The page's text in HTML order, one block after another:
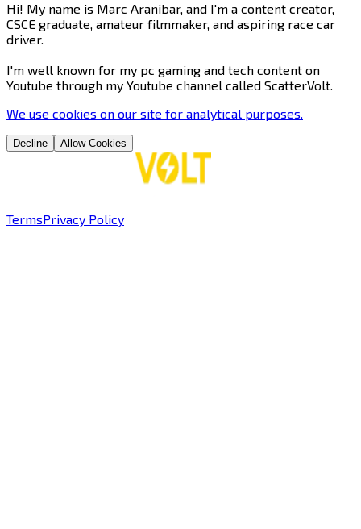
Hi! My name is Marc Aranibar, and I'm a content creator,
CSCE graduate, amateur filmmaker, and aspiring race car
driver.
I'm well known for my pc gaming and tech content on
Youtube through my Youtube channel called ScatterVolt. ​​​​‌ ‍ ​‍​‍‌‍ ‌ ​‍‌‍‍‌‌‍‌ ‌‍‍‌‌‍ ‍​‍​‍​ ‍‍​‍​‍‌ ​ ‌‍​‌‌‍ ‍‌‍‍‌‌ ‌​‌ ‍‌​‍ ‍‌‍‍‌‌‍ ​‍​‍​‍ ​​‍​‍‌‍‍​‌ ​‍‌‍‌‌‌‍‌‍​‍​‍​ ‍‍​‍​‍​‍ ‌‍​‌‌‍‌​‌‍ ‌‌‍‍‌‌‍ ‍​‍ ‌‍‍‌‌‍ ‍‌ ‌​‌‍‌‌‌‍ ‍‌ ‌​​‍ ‌‍‌‌‌‍‌​‌‍‍‌‌ ‌​​‍ ‌‍ ‌‌‍ ‌‍‌​‌‍‌‌​ ‌‌ ​​‌ ​‍‌‍‌‌‌ ​ ‌‍‌‌‌‍ ‍‌ ‌​‌‍​‌‌ ‌​‌‍‍‌‌‍ ‌‍ ‍​ ‍ ‌‍‍‌‌‍‌​​ ‌‌‍‌​​ ‌ ​ ‍​​ ‌​‌‍​‌​ ​ ‌‍‌‍​ ​‍​‍ ‌‌‍​‌​ ‌‌‌‍​ ​ ​​​‍ ‌​ ‌​​ ​‌‌‍​‍​ ​‌​‍ ‌​ ‍‌​ ​​​ ‌‍‌‍​‍​‍ ‌‌‍​ ‌‍‌​‌‍​‍​ ‌‍‌‍​‍​ ‌ ​ ‌‌‌‍‌‍​ ‌ ‌‍​‌​ ​ ​ ‌ ​ ‍ ‌ ‌​‌ ‍‌‌ ​​‌‍‌‌​ ‌‌‍​‌‌ ‌‌‌ ‌​‌‍‍​‌‍ ‌ ​‍​ ‍ ‌ ​​‌‍​‌‌ ‌​‌‍‍​​ ‌‌‍​‍‌‍‍‌‌‍ ​‍‌‌​ ‌‌‌​​‍‌‌ ‌‍‍ ‌‍‌‌‌ ‍‌​‍‌‌​ ​ ‌​‌​​‍‌‌​ ​ ‌​‌​​‍‌‌​ ​‍​ ​‍​ ​ ‌‍‌‍​ ​​​ ​​​ ​​​ ‌‌​ ‍​‌‍​‍​ ‌​​ ​​‌‍​ ​ ​‍​‍‌‌​ ​‍​ ​‍​‍‌‌​ ‌‌‌​‌​​‍ ‍‌‍​ ‌‍‍​‌‍‍‌‌‍ ​‌‍‌​‌ ​‍‌‍‌‌‌‍ ‍​‍‌‌​ ‌‌‌​​‍‌‌ ‌‍‍ ‌‍‌‌‌ ‍‌​‍‌‌​ ​ ‌​‌​​‍‌‌​ ​ ‌​‌​​‍‌‌​ ​‍​ ​‍​ ‌ ​ ​ ​ ‍​​ ‍‌​ ‌‍​ ​​​ ​‍​ ‌‍​ ‌‌‌‍‌‍​ ​​​ ​ ​ ​​​‍‌‌​ ​‍​ ​‍​‍‌‌​ ‌‌‌​‌​​‍ ‍‌ ‌​‌‍‌‌‌ ‍​‌ ‌​​ ‌‍​‍‌‍​‌‌ ​ ‌‍‌‌‌‌‌‌‌ ​‍‌‍ ​​ ‌​‍‌‌​ ​‍‌​‌‍‌‍​‌‌‍‌​‌‍ ‌‌‍‍‌‌‍ ‍​‍‌‍‌‍‍‌‌‍‌​​ ‌‌‍‌​​ ‌ ​ ‍​​ ‌​‌‍​‌​ ​ ‌‍‌‍​ ​‍​‍ ‌‌‍​‌​ ‌‌‌‍​ ​ ​​​‍ ‌​ ‌​​ ​‌‌‍​‍​ ​‌​‍ ‌​ ‍‌​ ​​​ ‌‍‌‍​‍​‍ ‌‌‍​ ‌‍‌​‌‍​‍​ ‌‍‌‍​‍​ ‌ ​ ‌‌‌‍‌‍​ ‌ ‌‍​‌​ ​ ​ ‌ ​‍‌‍‌ ‌​‌ ‍‌‌ ​​‌‍‌‌​ ‌‌‍​‌‌ ‌‌‌ ‌​‌‍‍​‌‍ ‌ ​‍​‍‌‍‌ ​​‌‍​‌‌ ‌​‌‍‍​​ ‌‌‍​‍‌‍‍‌‌‍ ​‍‌‌​ ‌‌‌​​‍‌‌ ‌‍‍ ‌‍‌‌‌ ‍‌​‍‌‌​ ​ ‌​‌​​‍‌‌​ ​ ‌​‌​​‍‌‌​ ​‍​ ​‍​ ​ ‌‍‌‍​ ​​​ ​​​ ​​​ ‌‌​ ‍​‌‍​‍​ ‌​​ ​​‌‍​ ​ ​‍​‍‌‌​ ​‍​ ​‍​‍‌‌​ ‌‌‌​‌​​‍ ‍‌‍​ ‌‍‍​‌‍‍‌‌‍ ​‌‍‌​‌ ​‍‌‍‌‌‌‍ ‍​‍‌‌​ ‌‌‌​​‍‌‌ ‌‍‍ ‌‍‌‌‌ ‍‌​‍‌‌​ ​ ‌​‌​​‍‌‌​ ​ ‌​‌​​‍‌‌​ ​‍​ ​‍​ ‌ ​ ​ ​ ‍​​ ‍‌​ ‌‍​ ​​​ ​‍​ ‌‍​ ‌‌‌‍‌‍​ ​​​ ​ ​ ​​​‍‌‌​ ​‍​ ​‍​‍‌‌​ ‌‌‌​‌​​‍ ‍‌ ‌​‌‍‌‌‌ ‍​‌ ‌​​‍‌‍‌ ​​‌‍‌‌‌ ​‍‌ ​ ‌ ​​‌‍‌‌‌‍​ ‌ ‌​‌‍‍‌‌ ‌‍‌‍‌‌​ ‌‌ ​​‌ ‌‌‌‍​‍‌‍ ​‌‍‍‌‌ ​ ‌‍‍​‌‍‌‌‌‍‌​​‍​‍‌ ‌
We use cookies on our site for analytical purposes.
Decline Allow Cookies
TermsPrivacy Policy